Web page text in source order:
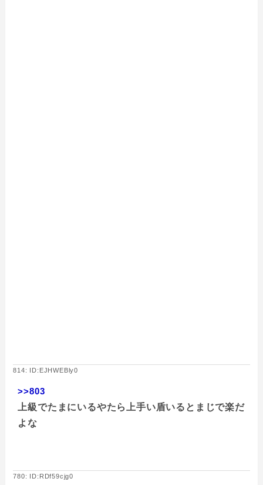
814: ID:EJHWEBly0
>>803
上級でたまにいるやたら上手い盾いるとまじで楽だ
よな
780: ID:RDf59cjg0